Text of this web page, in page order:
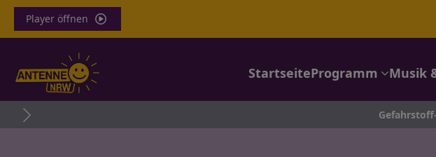
Player öffnen
StartseiteProgramm Musik
Gefahrstoff-Alarm in